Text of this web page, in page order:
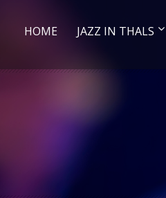
HOME JAZZ IN THALS